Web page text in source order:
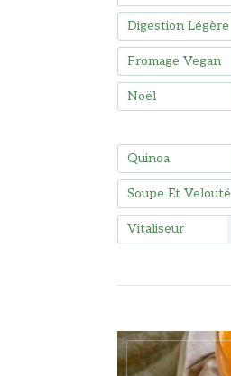
Digestion Légère
Fromage Vegan
Noël
Quinoa
Soupe Et Velouté
Vitaliseur